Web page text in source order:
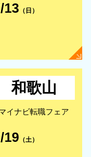
13 （日）
和歌山
イナビ転職フェア
19 （土）